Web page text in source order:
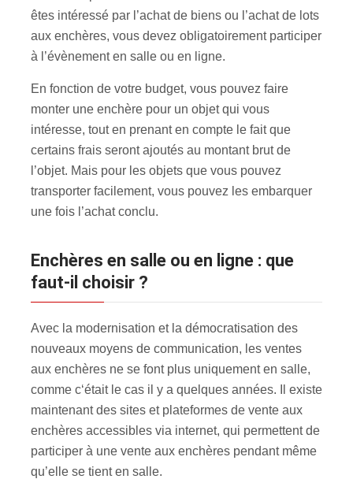
êtes intéressé par l’achat de biens ou l’achat de lots
aux enchères, vous devez obligatoirement participer
à l’évènement en salle ou en ligne.
En fonction de votre budget, vous pouvez faire
monter une enchère pour un objet qui vous
intéresse, tout en prenant en compte le fait que
certains frais seront ajoutés au montant brut de
l’objet. Mais pour les objets que vous pouvez
transporter facilement, vous pouvez les embarquer
une fois l’achat conclu.
Enchères en salle ou en ligne : que
faut-il choisir ?
Avec la modernisation et la démocratisation des
nouveaux moyens de communication, les ventes
aux enchères ne se font plus uniquement en salle,
comme c‘était le cas il y a quelques années. Il existe
maintenant des sites et plateformes de vente aux
enchères accessibles via internet, qui permettent de
participer à une vente aux enchères pendant même
qu’elle se tient en salle.